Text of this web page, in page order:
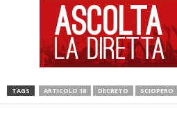
TAGS ARTICOLO 18 DECRETO SCIOPERO